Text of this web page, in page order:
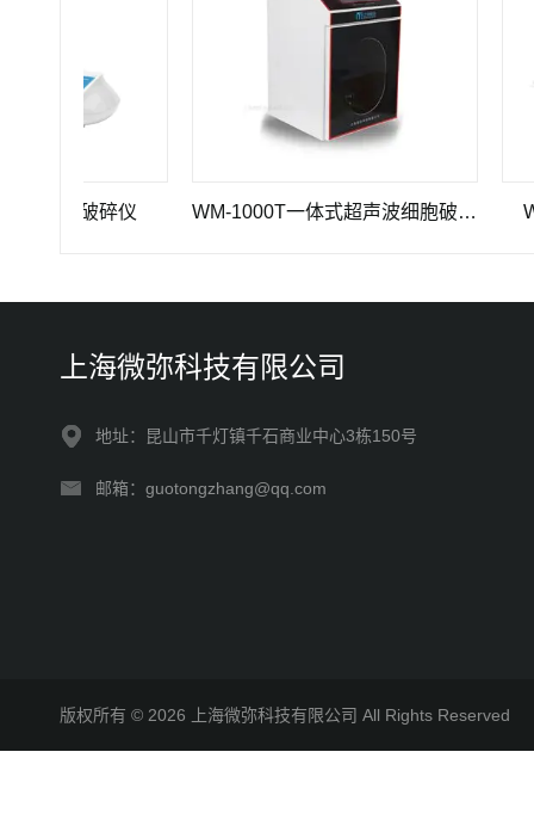
WM-1000T一体式超声波细胞破碎仪 WM-
上海微弥科技有限公司
地址：昆山市千灯镇千石商业中心3栋150号
邮箱：guotongzhang@qq.com
版权所有 © 2026 上海微弥科技有限公司 All Rights